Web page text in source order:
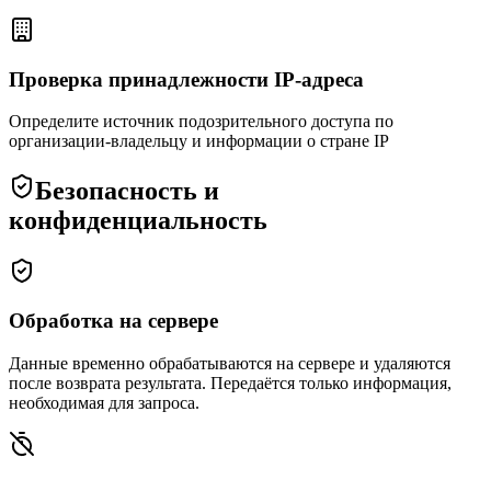
Проверка принадлежности IP-адреса
Определите источник подозрительного доступа по
организации-владельцу и информации о стране IP
Безопасность и
конфиденциальность
Обработка на сервере
Данные временно обрабатываются на сервере и удаляются
после возврата результата. Передаётся только информация,
необходимая для запроса.